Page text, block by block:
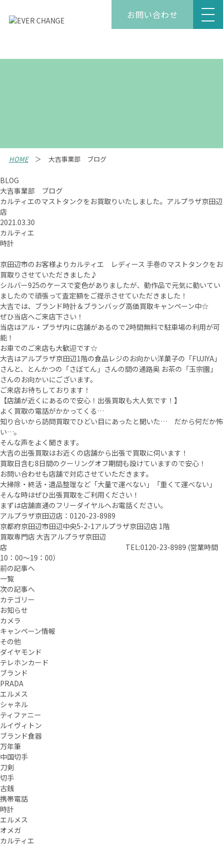
お問い合わせ
HOME 大吉事業部 ブログ
BLOG
大吉事業部 ブログ
カルティエのマストタンクをお買取りいたしました。アルプラザ京田辺
店
2021.03.30
カルティエ
時計
京田辺市のお客様よりカルティエ レディース 手巻のマストタンクをお
買取りさせていただきました♪
シルバー925のケースで変色がありましたが、動作品で元気に動いてい
ましたので頑張って査定額をご提示させていただきました！
大吉では、ブランド時計＆ブランバッグ高価買取キャンペーン中☆
ぜひ当店へご来店下さい！
当店はアル・プラザ内に店舗があるので2時間無料で駐車場の利用が可
能！
お車でのご来店も大歓迎です☆
大吉はアルプラザ京田辺1階の食品レジのお向かい洋菓子の「FUJIYA」
さんと、とんかつの「さぼてん」さんの間の通路奥 お茶の「玉宗園」
さんのお向かいにございます。
ご来店お待ちしております！
【店舗が近くにあるので安心！出張買取も大人気です！】
よく買取の電話がかかってくる…
知り合いから訪問買取でひどい目にあったと聞いた… だから何だか怖
い…。
そんな声をよく聞きます。
大吉の出張買取はお近くの店舗から出張で買取に伺います！
買取日含む8日間のクーリングオフ期間も設けていますので安心！
お問い合わせも店舗で対応させていただきます。
大掃除・終活・遺品整理など「大量で運べない」「重くて運べない」
そんな時はぜひ出張買取をご利用ください！
まずは店舗直通のフリーダイヤルへお電話ください。
アルプラザ京田辺店：0120-23-8989
京都府京田辺市田辺中央5-2-1アルプラザ京田辺店 1階
買取専門店 大吉アルプラザ京田辺
店 TEL:0120-23-8989 (営業時間
10：00～19：00）
前の記事へ
一覧
次の記事へ
カテゴリー
お知らせ
カメラ
キャンペーン情報
その他
ダイヤモンド
テレホンカード
ブランド
PRADA
エルメス
シャネル
ティファニー
ルイヴィトン
ブランド食器
万年筆
中国切手
刀剣
切手
古銭
携帯電話
時計
エルメス
オメガ
カルティエ